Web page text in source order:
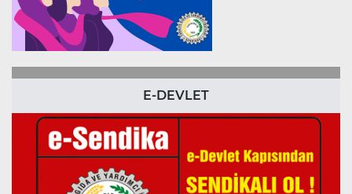
E-DEVLET